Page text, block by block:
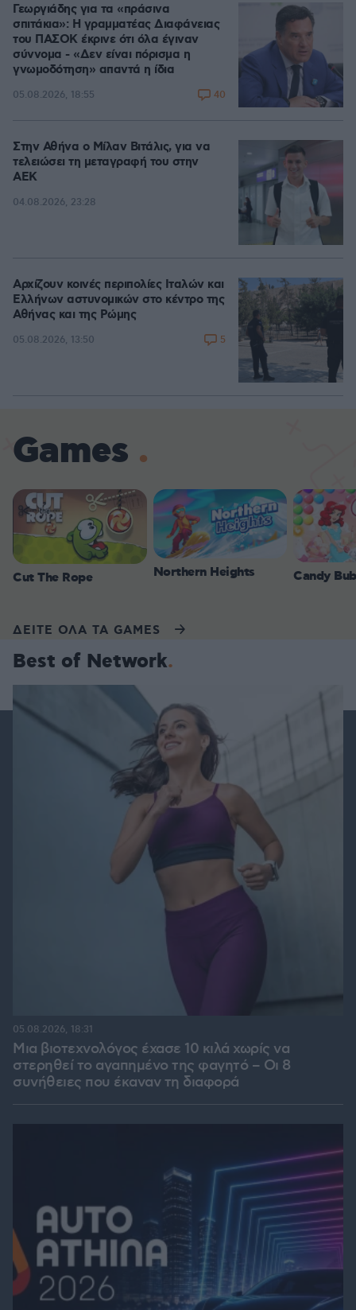
Γεωργιάδης για τα «πράσινα
σπιτάκια»: Η γραμματέας Διαφάνειας
του ΠΑΣΟΚ έκρινε ότι όλα έγιναν
σύννομα - «Δεν είναι πόρισμα η
γνωμοδότηση» απαντά η ίδια
05.08.2026, 18:55 40
Στην Αθήνα ο Μίλαν Βιτάλις, για να
τελειώσει τη μεταγραφή του στην
ΑΕΚ
04.08.2026, 23:28
Αρχίζουν κοινές περιπολίες Ιταλών και
Ελλήνων αστυνομικών στο κέντρο της
Αθήνας και της Ρώμης
05.08.2026, 13:50 5
Games
Cut The Rope Northern Heights Candy
ΔΕΙΤΕ ΟΛΑ ΤΑ GAMES
Best of Network
Μια βιοτεχνολόγος έχασε 10 κιλά χωρίς να
στερηθεί το αγαπημένο της φαγητό – Οι 8
συνήθειες που έκαναν τη διαφορά
05.08.2026, 18:31